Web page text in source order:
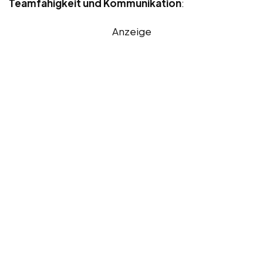
Teamfähigkeit und Kommunikation:
Anzeige